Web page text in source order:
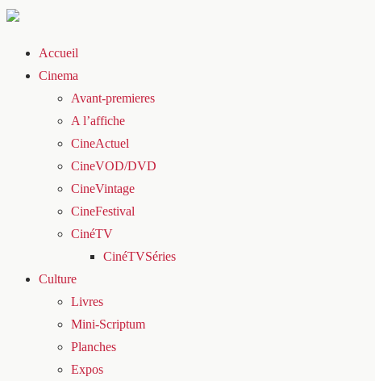
Accueil
Cinema
Avant-premieres
A l’affiche
CineActuel
CineVOD/DVD
CineVintage
CineFestival
CinéTV
CinéTVSéries
Culture
Livres
Mini-Scriptum
Planches
Expos